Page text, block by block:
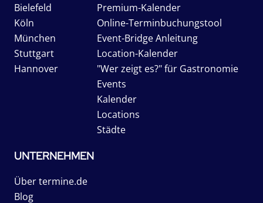
Bielefeld
Köln
München
Stuttgart
Hannover
Premium-Kalender
Online-Terminbuchungstool
Event-Bridge Anleitung
Location-Kalender
"Wer zeigt es?" für Gastronomie
Events
Kalender
Locations
Städte
UNTERNEHMEN
Über termine.de
Blog